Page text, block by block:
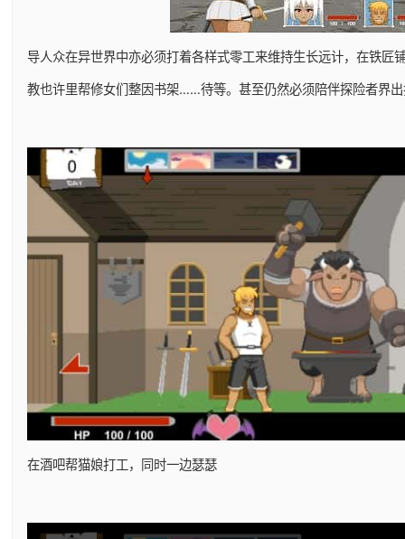
导人众在异世界中亦必须打着各样式零工来维持生长远计，在铁匠
教也许里帮修女们整因书架……待等。甚至仍然必须陪伴探险者界
在酒吧帮猫娘打工，同时一边瑟瑟